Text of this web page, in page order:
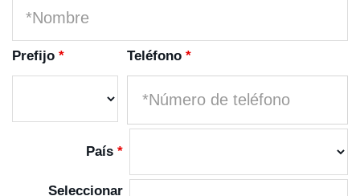
Prefijo * Teléfono *
País *
Seleccionar